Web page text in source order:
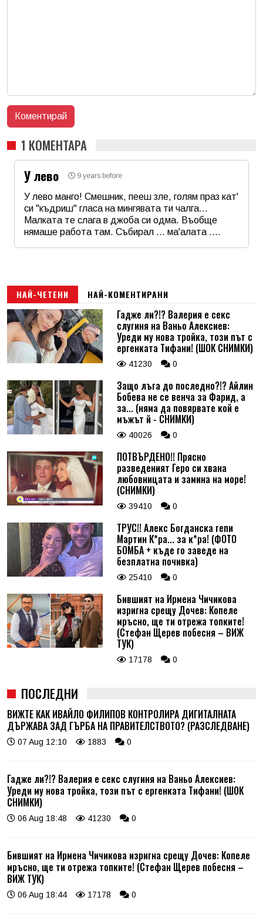
1 КОМЕНТАРА
У лево
9 years before
У лево манго! Смешник, пееш зле, голям праз кат'
си "къдриш" гласа на мингявата ти чалга...
Малката те слага в джоба си одма. Въобще
нямаше работа там. Събирал ... ма'алата ....
Email
Коментар*
НАЙ-ЧЕТЕНИ НАЙ-КОМЕНТИРАНИ
Гадже ли?!? Валерия е секс
слугиня на Ваньо Алексиев:
Уреди му нова тройка, този път с
ергенката Тифани! (ШОК СНИМКИ)
41230 0
Защо лъга до последно?!? Айлин
Бобева не се венча за Фарид, а
за... (няма да повярвате кой е
мъжът й - СНИМКИ)
40026 0
ПОТВЪРДЕНО!! Прясно
разведеният Геро си хвана
любовницата и замина на море!
(СНИМКИ)
39410 0
ТРУС!! Алекс Богданска гепи
Мартин К*ра... за к*ра! (ФОТО
БОМБА + къде го заведе на
безплатна почивка)
25410 0
Бившият на Ирмена Чичикова
изригна срещу Дочев: Копеле
мръсно, ще ти отрежа топките!
(Стефан Щерев побесня – ВИЖ
ТУК)
17178 0
ПОСЛЕДНИ
ВИЖТЕ КАК ИВАЙЛО ФИЛИПОВ КОНТРОЛИРА ДИГИТАЛНАТА
ДЪРЖАВА ЗАД ГЪРБА НА ПРАВИТЕЛСТВОТО? (РАЗСЛЕДВАНЕ)
07 Aug 12:10 1883 0
Гадже ли?!? Валерия е секс слугиня на Ваньо Алексиев:
Уреди му нова тройка, този път с ергенката Тифани! (ШОК
СНИМКИ)
06 Aug 18:48 41230 0
Бившият на Ирмена Чичикова изригна срещу Дочев: Копеле
мръсно, ще ти отрежа топките! (Стефан Щерев побесня –
ВИЖ ТУК)
06 Aug 18:44 17178 0